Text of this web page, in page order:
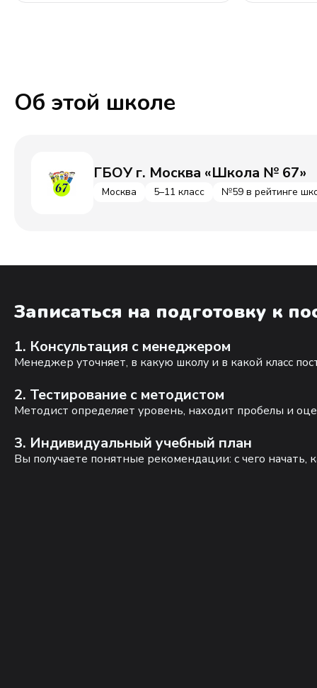
Об этой школе
ГБОУ г. Москва «Школа № 67»
Москва 5–11 класс №59 в рейтинге
Записаться на подготовку к
1. Консультация с менеджером
Менеджер уточняет, в какую школу и в какой класс
2. Тестирование с методистом
Методист определяет уровень, находит пробелы и
3. Индивидуальный учебный план
Вы получаете понятные рекомендации: с чего начать,